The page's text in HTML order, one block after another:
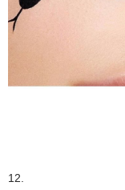
12.